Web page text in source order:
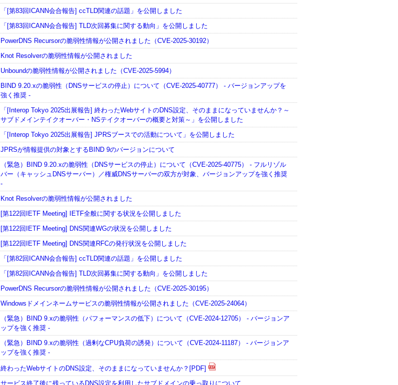
「[第83回ICANN会合報告] ccTLD関連の話題」を公開しました
「[第83回ICANN会合報告] TLD次回募集に関する動向」を公開しました
PowerDNS Recursorの脆弱性情報が公開されました（CVE-2025-30192）
Knot Resolverの脆弱性情報が公開されました
Unboundの脆弱性情報が公開されました（CVE-2025-5994）
BIND 9.20.xの脆弱性（DNSサービスの停止）について（CVE-2025-40777） - バージョンアップを
強く推奨 -
「[Interop Tokyo 2025出展報告] 終わったWebサイトのDNS設定、そのままになっていませんか？～
サブドメインテイクオーバー・NSテイクオーバーの概要と対策～」を公開しました
「[Interop Tokyo 2025出展報告] JPRSブースでの活動について」を公開しました
JPRSが情報提供の対象とするBIND 9のバージョンについて
（緊急）BIND 9.20.xの脆弱性（DNSサービスの停止）について（CVE-2025-40775） - フルリゾル
バー（キャッシュDNSサーバー）／権威DNSサーバーの双方が対象、バージョンアップを強く推奨
-
Knot Resolverの脆弱性情報が公開されました
[第122回IETF Meeting] IETF全般に関する状況を公開しました
[第122回IETF Meeting] DNS関連WGの状況を公開しました
[第122回IETF Meeting] DNS関連RFCの発行状況を公開しました
「[第82回ICANN会合報告] ccTLD関連の話題」を公開しました
「[第82回ICANN会合報告] TLD次回募集に関する動向」を公開しました
PowerDNS Recursorの脆弱性情報が公開されました（CVE-2025-30195）
Windowsドメインネームサービスの脆弱性情報が公開されました（CVE-2025-24064）
（緊急）BIND 9.xの脆弱性（パフォーマンスの低下）について（CVE-2024-12705） - バージョンア
ップを強く推奨 -
（緊急）BIND 9.xの脆弱性（過剰なCPU負荷の誘発）について（CVE-2024-11187） - バージョンア
ップを強く推奨 -
終わったWebサイトのDNS設定、そのままになっていませんか？[PDF]
サービス終了後に残っているDNS設定を利用したサブドメインの乗っ取りについて